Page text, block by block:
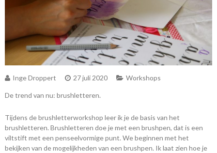
Inge Droppert 27 juli 2020 Workshops
De trend van nu: brushletteren.
Tijdens de brushletterworkshop leer ik je de basis van het
brushletteren. Brushletteren doe je met een brushpen, dat is een
viltstift met een penseelvormige punt. We beginnen met het
bekijken van de mogelijkheden van een brushpen. Ik laat zien hoe je